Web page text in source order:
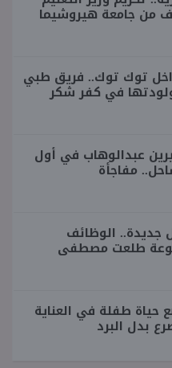
من جامعة هيروشيما
توك توك.. فريق طبي
في كفر شكر
عبدالوهاب في أول
مفاجأة
جديدة.. الوظائف
طلعت مصطفى
طفلة في العناية
بدل البرد